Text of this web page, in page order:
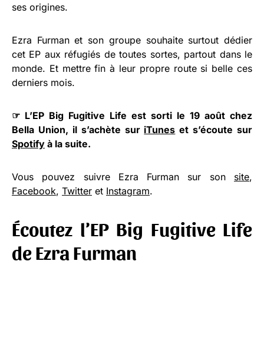
ses origines.
Ezra Furman et son groupe souhaite surtout dédier
cet EP aux réfugiés de toutes sortes, partout dans le
monde. Et mettre fin à leur propre route si belle ces
derniers mois.
☞ L’EP Big Fugitive Life est sorti le 19 août chez
Bella Union, il s’achète sur iTunes et s’écoute sur
Spotify à la suite.
Vous pouvez suivre Ezra Furman sur son site,
Facebook, Twitter et Instagram.
Écoutez l’EP Big Fugitive Life
de Ezra Furman